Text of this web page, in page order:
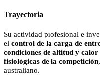
Trayectoria
Su actividad profesional e
el control de la carga de
condiciones de altitud y calor
fisiológicas de la competición
australiano.